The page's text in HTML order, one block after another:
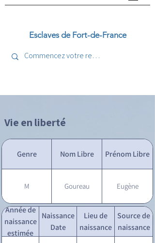
Esclaves de Fort-de-France
Vie en liberté
Genre Nom Libre Prénom Libre
M Goureau Eugène
Année de
naissance
estimée
Naissance
Date
Lieu de
naissance
Source de
naissance